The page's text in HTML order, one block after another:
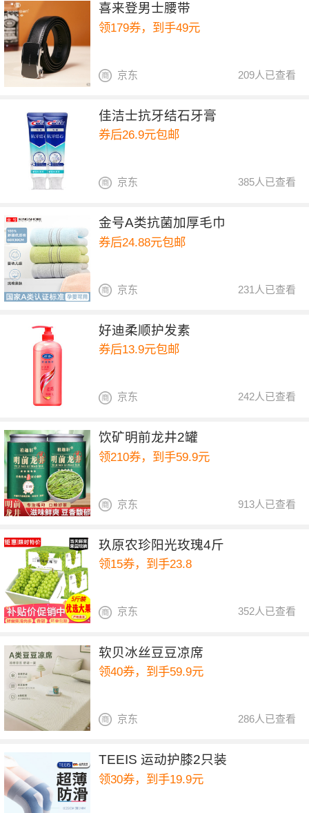
喜来登男士腰带
领179券，到手49元
209人已查看
京东
佳洁士抗牙结石牙膏
券后26.9元包邮
385人已查看
京东
金号A类抗菌加厚毛巾
券后24.88元包邮
231人已查看
京东
好迪柔顺护发素
券后13.9元包邮
242人已查看
京东
饮矿明前龙井2罐
领210券，到手59.9元
913人已查看
京东
玖原农珍阳光玫瑰4斤
领15券，到手23.8
352人已查看
京东
软贝冰丝豆豆凉席
领40券，到手59.9元
286人已查看
京东
TEEIS 运动护膝2只装
领30券，到手19.9元